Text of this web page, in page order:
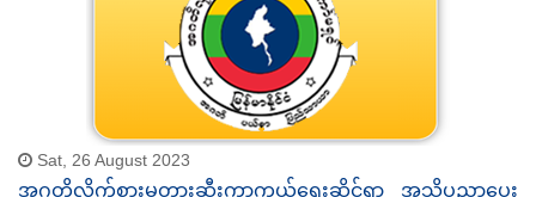
Sat, 26 August 2023
အဂတိလိုက်စားမှုတားဆီးကာကွယ်ရေးဆိုင်ရာ အသိပညာပေး